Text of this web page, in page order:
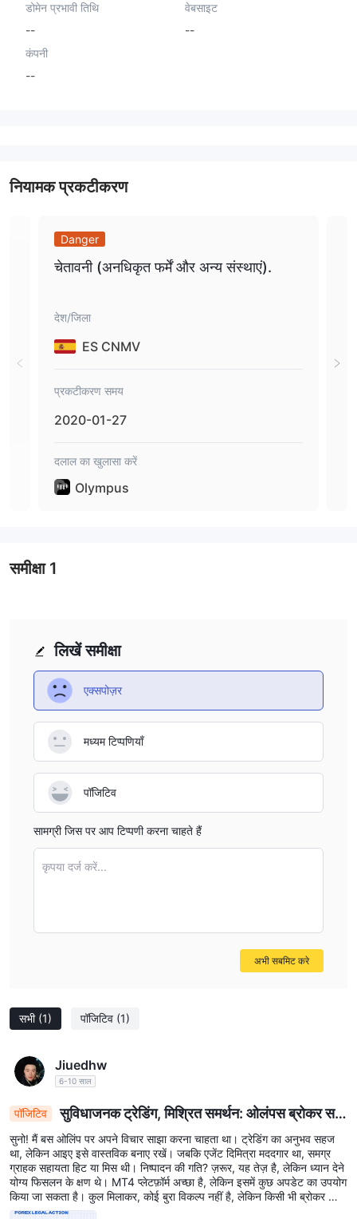
डोमेन प्रभावी तिथि
--
वेबसाइट
--
कंपनी
--
नियामक प्रकटीकरण
Danger
चेतावनी (अनधिकृत फर्में और अन्य संस्थाएं).
देश/जिला
ES CNMV
प्रकटीकरण समय
2020-01-27
दलाल का खुलासा करें
Olympus
सभी (1) पॉजिटिव (1)
Jiuedhw
6-10 साल
पॉजिटिव
सुविधाजनक ट्रेडिंग, मिश्रित समर्थन: ओलंपस ब्रोकर स
मीक्षा
सुनो! मैं बस ओलिंप पर अपने विचार साझा करना चाहता था। ट्रेडिंग का अनुभव सहज
था, लेकिन आइए इसे वास्तविक बनाए रखें। जबकि एजेंट दिमित्रा मददगार था, समग्र
ग्राहक सहायता हिट या मिस थी। निष्पादन की गति? ज़रूर, यह तेज़ है, लेकिन ध्यान देने
योग्य फिसलन के क्षण थे। MT4 प्लेटफ़ॉर्म अच्छा है, लेकिन इसमें कुछ अपडेट का उपयोग
किया जा सकता है। कुल मिलाकर, कोई बुरा विकल्प नहीं है, लेकिन किसी भी ब्रोकर की
तरह, इसके भी अपने फायदे और नुकसान हैं। प्रोत्साहित करना!
लिखें समीक्षा
एक्सपोज़र
मध्यम टिप्पणियाँ
पॉजिटिव
सामग्री जिस पर आप टिप्पणी करना चाहते हैं
कृपया दर्ज करें...
अभी सबमिट करे
समीक्षा1